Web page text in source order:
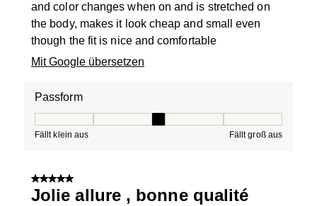
and color changes when on and is stretched on
the body, makes it look cheap and small even
though the fit is nice and comfortable
Mit Google übersetzen
Passform
Fällt klein aus Fällt groß aus
5 von 5 Sternen.
Jolie allure , bonne qualité